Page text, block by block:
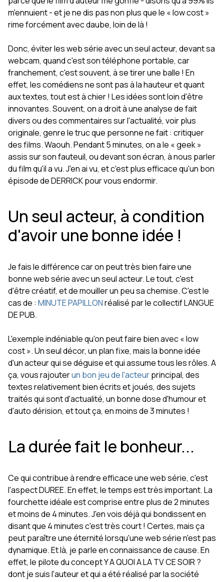
m'ennuient - et je ne dis pas non plus que le « low cost »
rime forcément avec daube, loin de là !
Donc, éviter les web série avec un seul acteur, devant sa
webcam, quand c'est son téléphone portable, car
franchement, c'est souvent, à se tirer une balle ! En
effet, les comédiens ne sont pas à la hauteur et quant
aux textes, tout est à chier ! Les idées sont loin d'être
innovantes. Souvent, on a droit à une analyse de fait
divers ou des commentaires sur l'actualité, voir plus
originale, genre le truc que personne ne fait : critiquer
des films. Waouh. Pendant 5 minutes, on a le « geek »
assis sur son fauteuil, ou devant son écran, à nous parler
du film qu'il a vu. J'en ai vu, et c'est plus efficace qu'un bon
épisode de DERRICK pour vous endormir.
Un seul acteur, à condition
d'avoir une bonne idée !
Je fais le différence car on peut très bien faire une
bonne web série avec un seul acteur. Le tout, c'est
d'être créatif, et de mouiller un peu sa chemise. C'est le
cas de : MINUTE PAPILLONréalisé par le collectif LANGUE
DE PUB.
L'exemple indéniable qu'on peut faire bien avec « low
cost ». Un seul décor, un plan fixe, mais la bonne idée
d'un acteur qui se déguise et qui assume tous les rôles. A
ça, vous rajouterun bon jeu de l'acteurprincipal, des
textes relativement bien écrits et joués, des sujets
traités qui sont d'actualité, un bonne dose d'humour et
d'auto dérision, et tout ça, en moins de 3 minutes !
La durée fait le bonheur...
Ce qui contribue à rendre efficace une web série, c'est
l'aspect DUREE. En effet, le temps est très important. La
fourchette idéale est comprise entre plus de 2 minutes
et moins de 4 minutes. J'en vois déjà qui bondissent en
disant que 4 minutes c'est très court ! Certes, mais ça
peut paraître une éternité lorsqu'une web série n'est pas
dynamique. Et là, je parle en connaissance de cause. En
effet, le pilote du concept Y A QUOI A LA TV CE SOIR ?
dont je suis l'auteur et qui a été réalisé par la société